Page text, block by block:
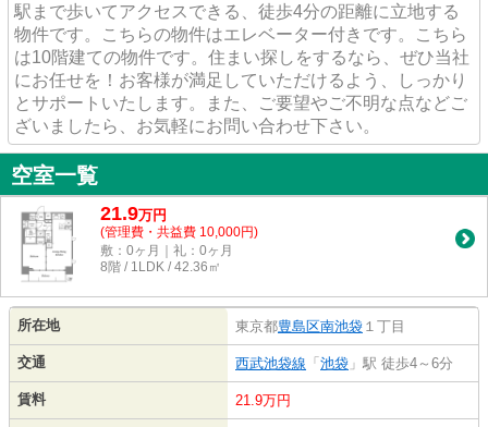
駅まで歩いてアクセスできる、徒歩4分の距離に立地する
物件です。こちらの物件はエレベーター付きです。こちら
は10階建ての物件です。住まい探しをするなら、ぜひ当社
にお任せを！お客様が満足していただけるよう、しっかり
とサポートいたします。また、ご要望やご不明な点などご
ざいましたら、お気軽にお問い合わせ下さい。
空室一覧
21.9万円
(管理費・共益費 10,000円)
敷：0ヶ月｜礼：0ヶ月
8階 / 1LDK / 42.36㎡
所在地 東京都豊島区南池袋 １丁目
交通 西武池袋線 「 池袋 」駅 徒歩4～6分
賃料 21.9万円